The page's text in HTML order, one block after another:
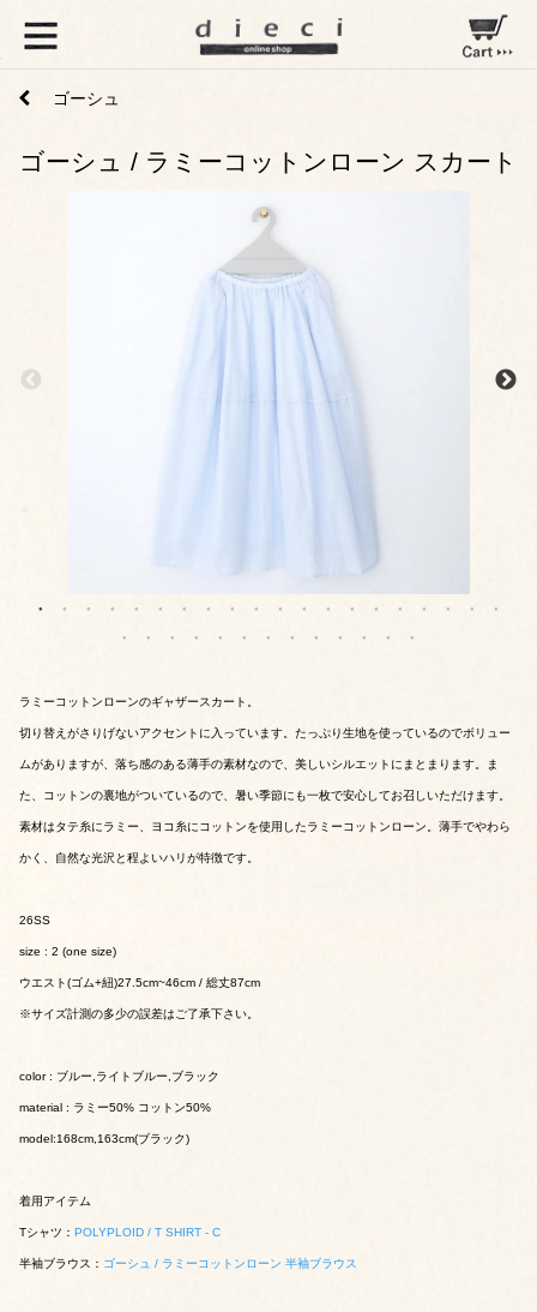
ゴーシュ
ゴーシュ / ラミーコットンローン スカート
ラミーコットンローンのギャザースカート。
切り替えがさりげないアクセントに入っています。たっぷり生地を使っているのでボリュー
ムがありますが、落ち感のある薄手の素材なので、美しいシルエットにまとまります。ま
た、コットンの裏地がついているので、暑い季節にも一枚で安心してお召しいただけます。
素材はタテ糸にラミー、ヨコ糸にコットンを使用したラミーコットンローン。薄手でやわら
かく、自然な光沢と程よいハリが特徴です。
26SS
size : 2 (one size)
ウエスト(ゴム+紐)27.5cm~46cm / 総丈87cm
※サイズ計測の多少の誤差はご了承下さい。
color : ブルー,ライトブルー,ブラック
material : ラミー50% コットン50%
model:168cm,163cm(ブラック)
着用アイテム
Tシャツ： POLYPLOID / T SHIRT - C
半袖ブラウス： ゴーシュ / ラミーコットンローン 半袖ブラウス